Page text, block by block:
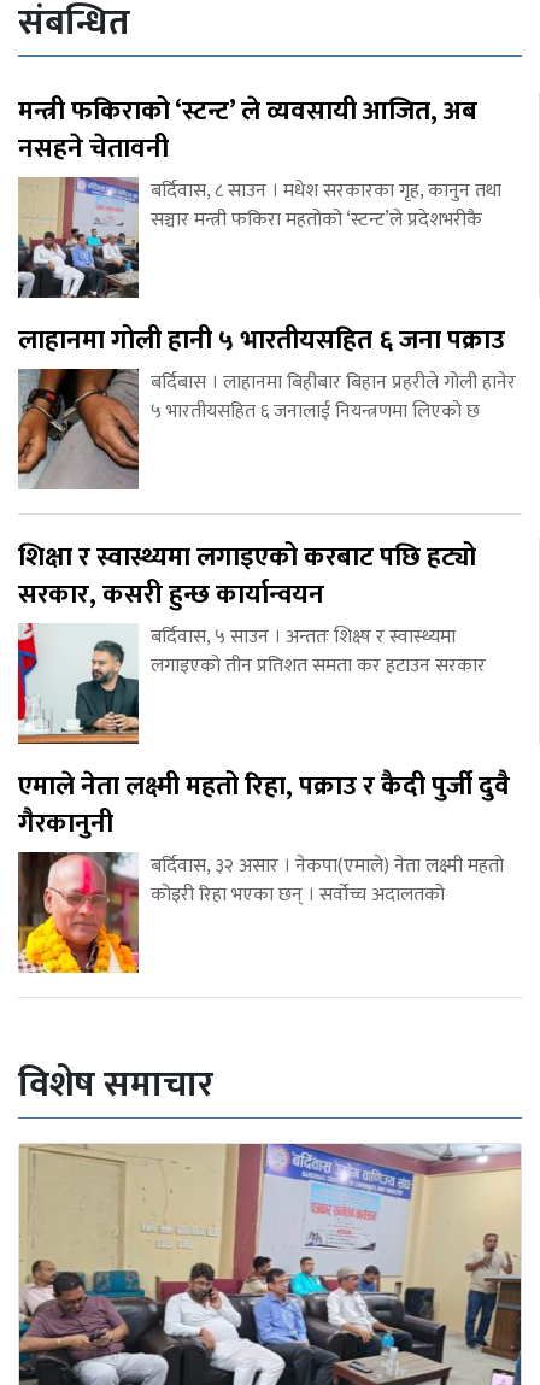
संबन्धित
मन्त्री फकिराको ‘स्टन्ट’ ले व्यवसायी आजित, अब
नसहने चेतावनी
बर्दिवास, ८ साउन । मधेश सरकारका गृह, कानुन तथा
सञ्चार मन्त्री फकिरा महतोको ‘स्टन्ट’ले प्रदेशभरीकै
लाहानमा गोली हानी ५ भारतीयसहित ६ जना पक्राउ
बर्दिबास । लाहानमा बिहीबार बिहान प्रहरीले गोली हानेर
५ भारतीयसहित ६ जनालाई नियन्त्रणमा लिएको छ
शिक्षा र स्वास्थ्यमा लगाइएको करबाट पछि हट्यो
सरकार, कसरी हुन्छ कार्यान्वयन
बर्दिवास, ५ साउन । अन्ततः शिक्ष्ष र स्वास्थ्यमा
लगाइएको तीन प्रतिशत समता कर हटाउन सरकार
एमाले नेता लक्ष्मी महतो रिहा, पक्राउ र कैदी पुर्जी दुवै
गैरकानुनी
बर्दिवास, ३२ असार । नेकपा(एमाले) नेता लक्ष्मी महतो
कोइरी रिहा भएका छन् । सर्वोच्च अदालतको
विशेष समाचार